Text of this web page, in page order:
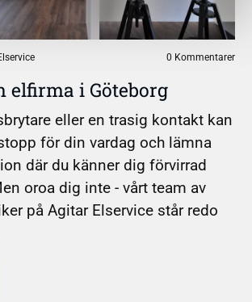
0 Kommentarer
elfirma i Göteborg
eller en trasig kontakt kan
för din vardag och lämna
där du känner dig förvirrad
oroa dig inte - vårt team av
på Agitar Elservice står redo